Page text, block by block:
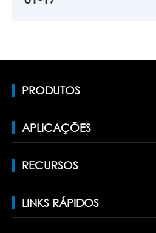
PRODUTOS
APLICAÇÕES
RECURSOS
LINKS RÁPIDOS